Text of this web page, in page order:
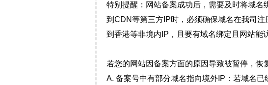
特别提醒：网站备案成功后，需要及时将域
到CDN等第三方IP时，必须确保域名在我司
到香港等非境内IP，且要有域名绑定且网站
若您的网站因备案方面的原因导致被暂停，恢
A. 备案号中有部分域名指向境外IP：若域名